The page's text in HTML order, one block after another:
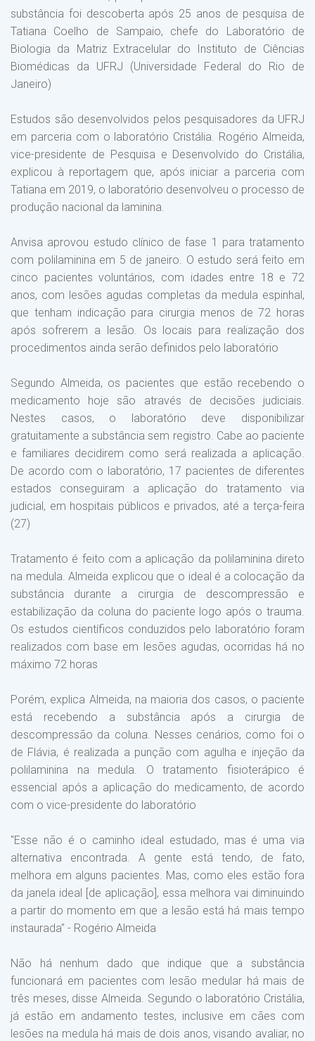
substância foi descoberta após 25 anos de pesquisa de
Tatiana Coelho de Sampaio, chefe do Laboratório de
Biologia da Matriz Extracelular do Instituto de Ciências
Biomédicas da UFRJ (Universidade Federal do Rio de
Janeiro)
Estudos são desenvolvidos pelos pesquisadores da UFRJ
em parceria com o laboratório Cristália. Rogério Almeida,
vice-presidente de Pesquisa e Desenvolvido do Cristália,
explicou à reportagem que, após iniciar a parceria com
Tatiana em 2019, o laboratório desenvolveu o processo de
produção nacional da laminina.
Anvisa aprovou estudo clínico de fase 1 para tratamento
com polilaminina em 5 de janeiro. O estudo será feito em
cinco pacientes voluntários, com idades entre 18 e 72
anos, com lesões agudas completas da medula espinhal,
que tenham indicação para cirurgia menos de 72 horas
após sofrerem a lesão. Os locais para realização dos
procedimentos ainda serão definidos pelo laboratório
Segundo Almeida, os pacientes que estão recebendo o
medicamento hoje são através de decisões judiciais.
Nestes casos, o laboratório deve disponibilizar
gratuitamente a substância sem registro. Cabe ao paciente
e familiares decidirem como será realizada a aplicação.
De acordo com o laboratório, 17 pacientes de diferentes
estados conseguiram a aplicação do tratamento via
judicial, em hospitais públicos e privados, até a terça-feira
(27)
Tratamento é feito com a aplicação da polilaminina direto
na medula. Almeida explicou que o ideal é a colocação da
substância durante a cirurgia de descompressão e
estabilização da coluna do paciente logo após o trauma.
Os estudos científicos conduzidos pelo laboratório foram
realizados com base em lesões agudas, ocorridas há no
máximo 72 horas
Porém, explica Almeida, na maioria dos casos, o paciente
está recebendo a substância após a cirurgia de
descompressão da coluna. Nesses cenários, como foi o
de Flávia, é realizada a punção com agulha e injeção da
polilaminina na medula. O tratamento fisioterápico é
essencial após a aplicação do medicamento, de acordo
com o vice-presidente do laboratório
"Esse não é o caminho ideal estudado, mas é uma via
alternativa encontrada. A gente está tendo, de fato,
melhora em alguns pacientes. Mas, como eles estão fora
da janela ideal [de aplicação], essa melhora vai diminuindo
a partir do momento em que a lesão está há mais tempo
instaurada" - Rogério Almeida
Não há nenhum dado que indique que a substância
funcionará em pacientes com lesão medular há mais de
três meses, disse Almeida. Segundo o laboratório Cristália,
já estão em andamento testes, inclusive em cães com
lesões na medula há mais de dois anos, visando avaliar, no